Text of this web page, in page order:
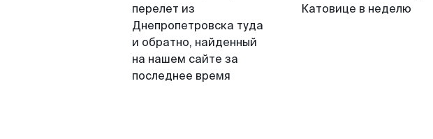
перелет из
Днепропетровска туда
и обратно, найденный
на нашем сайте за
последнее время
Катовице в неделю